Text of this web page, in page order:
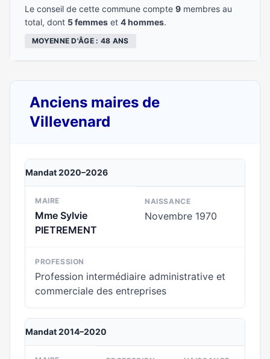
Le conseil de cette commune compte 9 membres au
total, dont 5 femmes et 4 hommes.
MOYENNE D'ÂGE : 48 ANS
Anciens maires de
Villevenard
Mandat 2020–2026
MAIRE
Mme Sylvie
PIETREMENT
NAISSANCE
Novembre 1970
PROFESSION
Profession intermédiaire administrative et
commerciale des entreprises
Mandat 2014–2020